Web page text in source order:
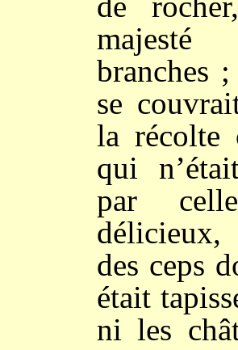
branches
se
la récolte
qui
par
des ceps
était
ni les